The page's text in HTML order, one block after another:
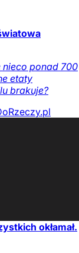
nieco ponad 700
etaty
brakuje?
okłamał.